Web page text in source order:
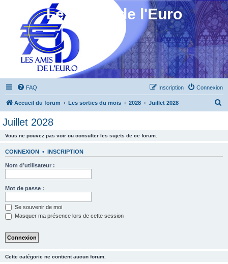
Les Amis de l'Euro
FAQ Connexion
Inscription
Accueil du forum Les sorties du mois 2028 Juillet 2028
Juillet 2028
Vous ne pouvez pas voir ou consulter les sujets de ce forum.
CONNEXION • INSCRIPTION
Nom d’utilisateur :
Mot de passe :
Se souvenir de moi
Masquer ma présence lors de cette session
Cette catégorie ne contient aucun forum.